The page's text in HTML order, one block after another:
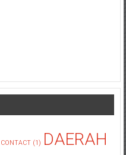
CONTACT(1) DAERAH